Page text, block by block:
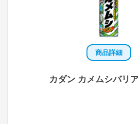
商品詳細
カダン カメムシバリ